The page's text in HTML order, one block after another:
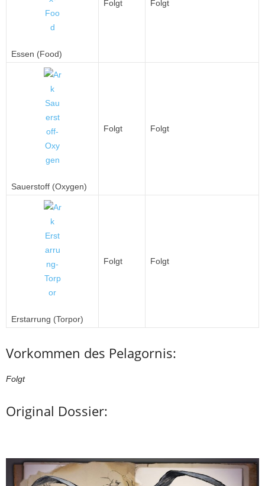
Essen (Food)
Folgt Folgt
Sauerstoff (Oxygen)
Folgt Folgt
Erstarrung (Torpor)
Folgt Folgt
Vorkommen des Pelagornis:
Folgt
Original Dossier: